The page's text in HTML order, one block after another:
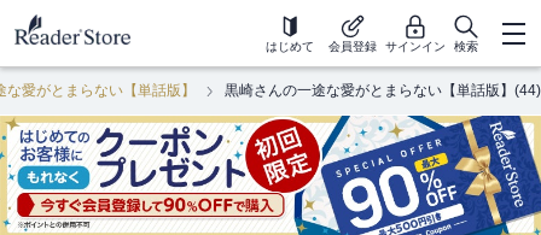
はじめて 会員登録 サインイン 検索
愛がとまらない【単話版】 黒崎さんの一途な愛がとまらない【単話版】(44)